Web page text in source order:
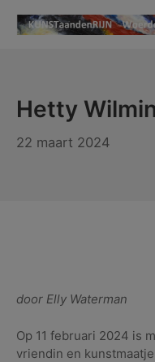
naar
Hetty
22 maart 2024
door Elly Waterman
Op 11 februari 2024 is
vriendin en